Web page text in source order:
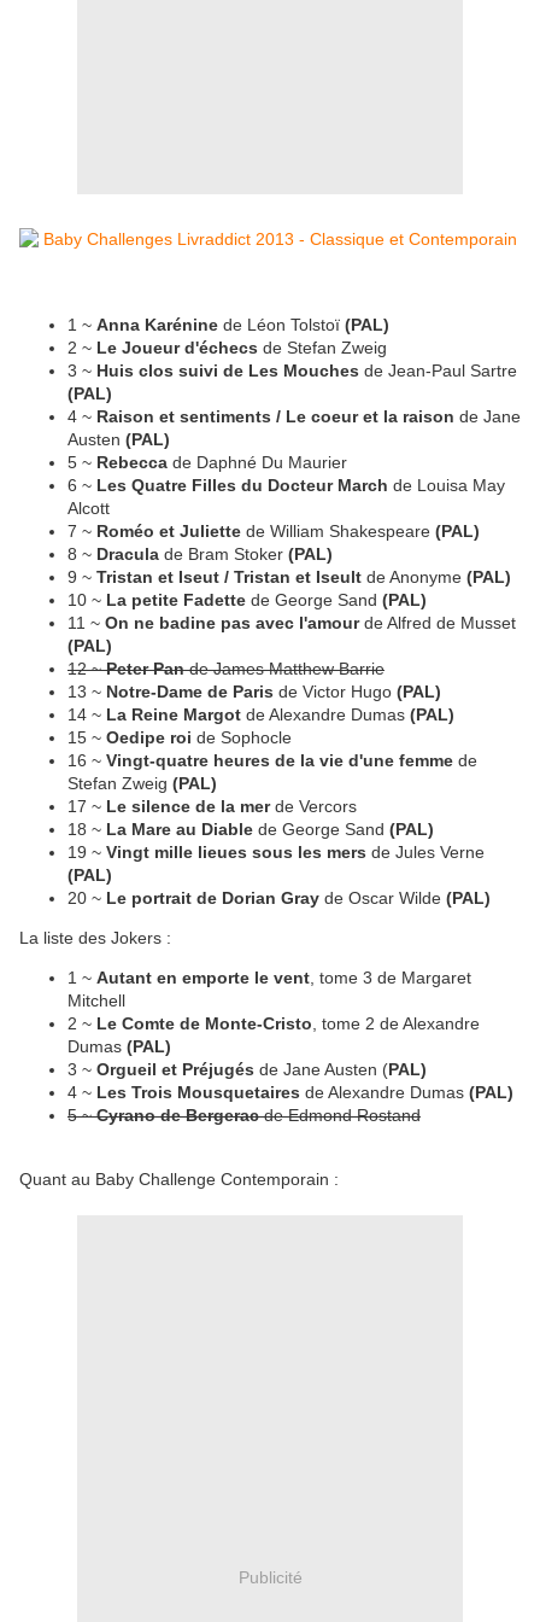
1 ~ Anna Karénine de Léon Tolstoï (PAL)
2 ~ Le Joueur d'échecs de Stefan Zweig
3 ~ Huis clos suivi de Les Mouches de Jean-Paul Sartre
(PAL)
4 ~ Raison et sentiments / Le coeur et la raison de Jane
Austen (PAL)
5 ~ Rebecca de Daphné Du Maurier
6 ~ Les Quatre Filles du Docteur March de Louisa May
Alcott
7 ~ Roméo et Juliette de William Shakespeare (PAL)
8 ~ Dracula de Bram Stoker (PAL)
9 ~ Tristan et Iseut / Tristan et Iseult de Anonyme (PAL)
10 ~ La petite Fadette de George Sand (PAL)
11 ~ On ne badine pas avec l'amourde Alfred de Musset
(PAL)
12 ~Peter Pande James Matthew Barrie
13 ~ Notre-Dame de Paris de Victor Hugo (PAL)
14 ~ La Reine Margot de Alexandre Dumas (PAL)
15 ~ Oedipe roi de Sophocle
16 ~ Vingt-quatre heures de la vie d'une femme de
Stefan Zweig (PAL)
17 ~ Le silence de la merde Vercors
18 ~ La Mare au Diable de George Sand (PAL)
19 ~ Vingt mille lieues sous les mers de Jules Verne
(PAL)
20 ~ Le portrait de Dorian Gray de Oscar Wilde (PAL)
La liste des Jokers :
1 ~ Autant en emporte le vent , tome 3 de Margaret
Mitchell
2 ~ Le Comte de Monte-Cristo , tome 2 de Alexandre
Dumas (PAL)
3 ~ Orgueil et Préjugés de Jane Austen (PAL)
4 ~ Les Trois Mousquetaires de Alexandre Dumas (PAL)
5 ~Cyrano de Bergeracde Edmond Rostand
Quant au Baby Challenge Contemporain :
Publicité